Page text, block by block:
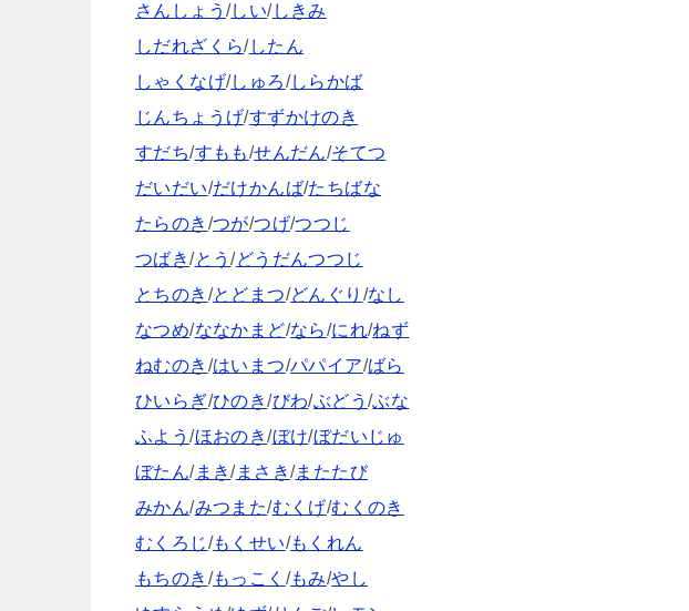
さんしょう /しい/しきみ
しだれざくら/したん
しゃくなげ/しゅろ/しらかば
じんちょうげ/すずかけのき
すだち/すもも/せんだん/そてつ
だいだい/だけかんば/たちばな
たらのき /つが/つげ/つつじ
つばき/とう/どうだんつつじ
とちのき /とどまつ/どんぐり /なし
なつめ/ななかまど/なら/にれ/ねず
ねむのき /はいまつ/パパイア/ばら
ひいらぎ/ひのき/びわ/ぶどう/ぶな
ふよう/ほおのき/ぼけ/ぼだいじゅ
ぼたん/まき/まさき/またたび
みかん/みつまた/むくげ/むくのき
むくろじ/もくせい/もくれん
もちのき /もっこく /もみ/やし